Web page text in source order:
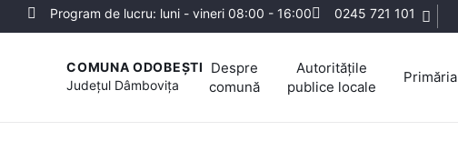
Program de lucru: luni - vineri 08:00 - 16:00 0245 721 101
COMUNA ODOBEȘTI
Județul Dâmbovița
Despre
comună
Autoritățile
publice locale
Primăria